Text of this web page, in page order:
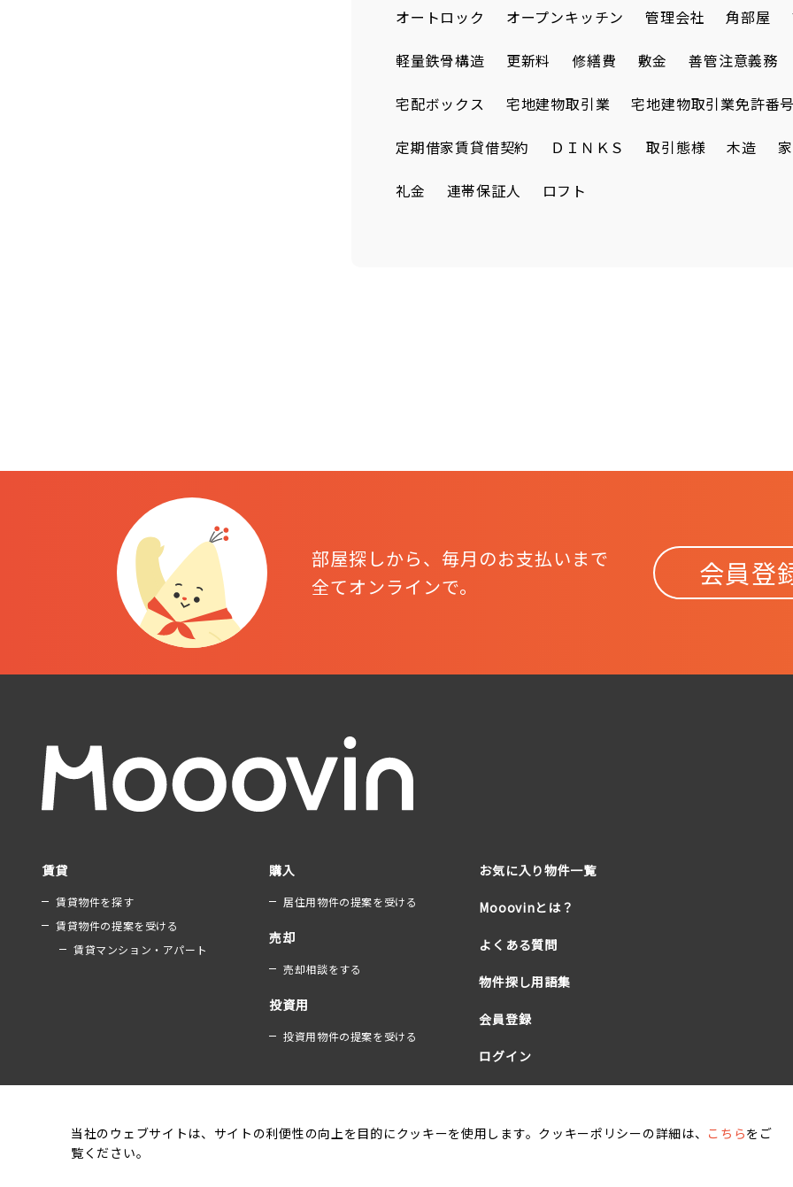
当社のウェブサイトは、サイトの利便性の向上を目的にクッキーを使用します。クッキーポリシーの詳細は、 こちらをご
覧ください。
オートロック オープンキッチン 管理会社 角部屋
軽量鉄骨構造 更新料 修繕費 敷金 善管注意義務
宅配ボックス 宅地建物取引業 宅地建物取引業免許番
定期借家賃貸借契約 ＤＩＮＫＳ 取引態様 木造
礼金 連帯保証人 ロフト
部屋探しから、毎月のお支払いまで
全てオンラインで。
会員登
賃貸
賃貸物件を探す
賃貸物件の提案を受ける
賃貸マンション・アパート
購入
居住用物件の提案を受ける
売却
売却相談をする
投資用
投資用物件の提案を受ける
お気に入り物件一覧
Mooovinとは？
よくある質問
物件探し用語集
会員登録
ログイン